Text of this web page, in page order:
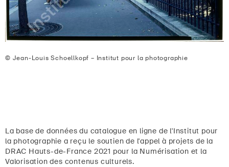
© Jean-Louis Schoellkopf – Institut pour la photographie
La base de données du catalogue en ligne de l'Institut pour
la photographie a reçu le soutien de l'appel à projets de la
DRAC Hauts-de-France 2021 pour la Numérisation et la
Valorisation des contenus culturels.